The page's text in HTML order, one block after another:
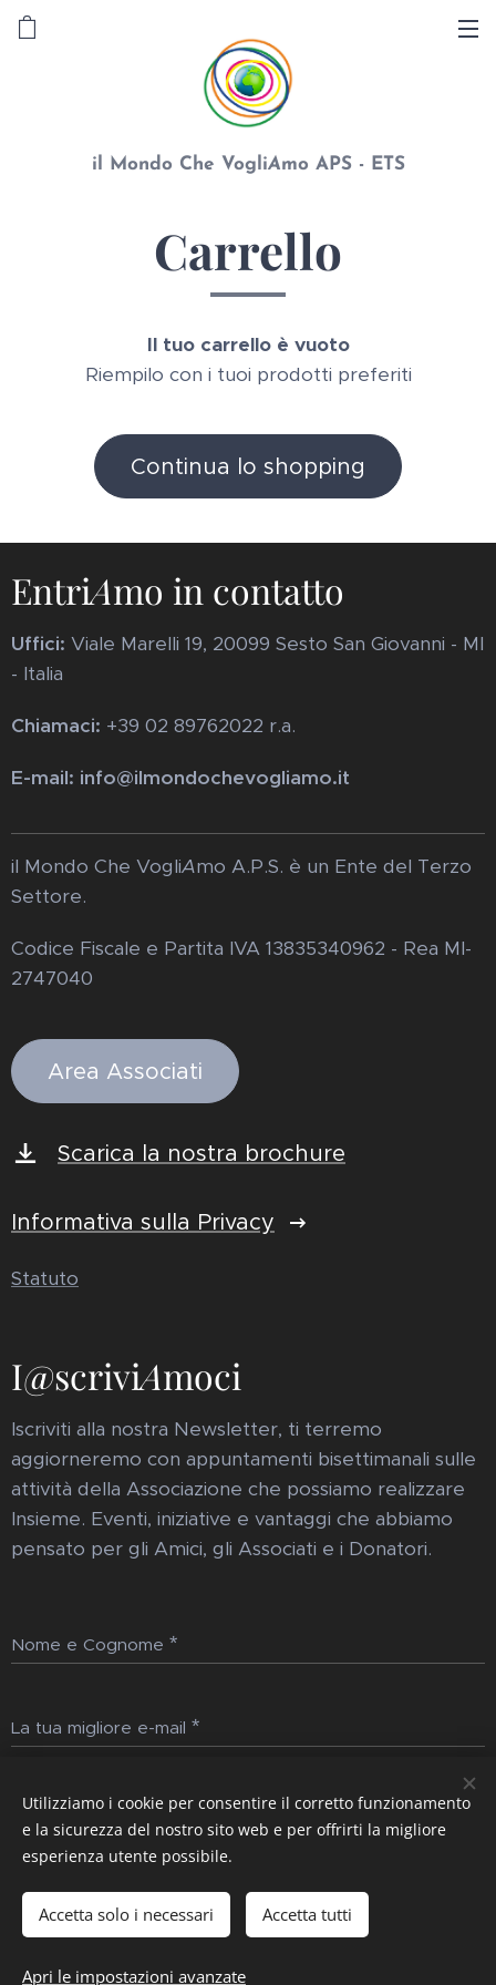
il Mondo Che VogliAmo APS - ETS
Carrello
Il tuo carrello è vuoto
Riempilo con i tuoi prodotti preferiti
Continua lo shopping
EntriAmo in contatto
Uffici: Viale Marelli 19, 20099 Sesto San Giovanni - MI
- Italia
Chiamaci: +39 02 89762022 r.a.
E-mail: info@ilmondochevogliamo.it
il Mondo Che VogliAmo A.P.S. è un Ente del Terzo
Settore.
Codice Fiscale e Partita IVA 13835340962 - Rea MI-
2747040
Area Associati
Scarica la nostra brochure
Informativa sulla Privacy
Statuto
I@scriviAmoci
Iscriviti alla nostra Newsletter, ti terremo
aggiorneremo con appuntamenti bisettimanali sulle
attività della Associazione che possiamo realizzare
Insieme. Eventi, iniziative e vantaggi che abbiamo
pensato per gli Amici, gli Associati e i Donatori.
Nome e Cognome
La tua migliore e-mail
Invia
Immagini fornite da
Utilizziamo i cookie per consentire il corretto funzionamento
e la sicurezza del nostro sito web e per offrirti la migliore
esperienza utente possibile.
Accetta solo i necessari Accetta tutti
Apri le impostazioni avanzate